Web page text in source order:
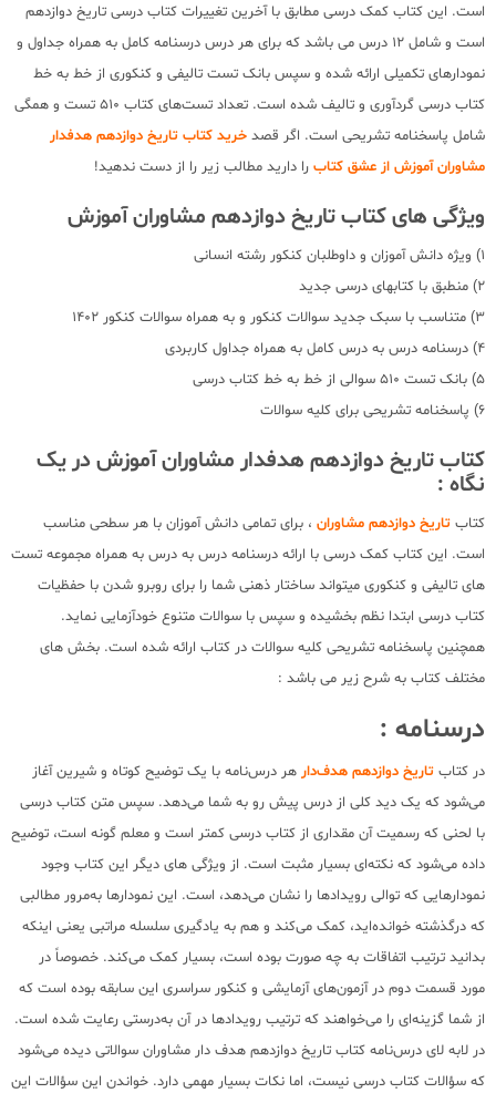
است. این کتاب کمک درسی مطابق با آخرین تغییرات کتاب درسی تاریخ دوازدهم
است و شامل 12 درس می باشد که برای هر درس درسنامه کامل به همراه جداول و
نمودارهای تکمیلی ارائه شده و سپس بانک تست تالیفی و کنکوری از خط به خط
کتاب درسی گردآوری و تالیف شده است. تعداد تست‌های کتاب 510 تست و همگی
شامل پاسخنامه تشریحی است. اگر قصد خرید کتاب تاریخ دوازدهم هدفدار
مشاوران آموزش از عشق کتاب را دارید مطالب زیر را از دست ندهید!
ویژگی های کتاب تاریخ دوازدهم مشاوران آموزش
1) ویژه دانش آموزان و داوطلبان کنکور رشته انسانی
2) منطبق با کتابهای درسی جدید
3) متناسب با سبک جدید سوالات کنکور و به همراه سوالات کنکور 1402
4) درسنامه درس به درس کامل به همراه جداول کاربردی
5) بانک تست 510 سوالی از خط به خط کتاب درسی
6) پاسخنامه تشریحی برای کلیه سوالات
کتاب تاریخ دوازدهم هدفدار مشاوران آموزش در یک
نگاه :
کتاب تاریخ دوازدهم مشاوران ، برای تمامی دانش آموزان با هر سطحی مناسب
است. این کتاب کمک درسی با ارائه درسنامه درس به درس به همراه مجموعه تست
های تالیفی و کنکوری میتواند ساختار ذهنی شما را برای روبرو شدن با حفظیات
کتاب درسی ابتدا نظم بخشیده و سپس با سوالات متنوع خودآزمایی نماید.
همچنین پاسخنامه تشریحی کلیه سوالات در کتاب ارائه شده است. بخش های
مختلف کتاب به شرح زیر می باشد :
درسنامه :
در کتاب تاریخ دوازدهم هدف‌دار هر درس‌نامه با یک توضیح کوتاه و شیرین آغاز
می‌شود که یک دید کلی از درس پیش رو به شما می‌دهد. سپس متن کتاب درسی
با لحنی که رسمیت آن مقداری از کتاب درسی کمتر است و معلم گونه است، توضیح
داده می‌شود که نکته‌ای بسیار مثبت است. از ویژگی های دیگر این کتاب وجود
نمودارهایی که توالی رویدادها را نشان می‌دهد، است. این نمودارها به‌مرور مطالبی
که درگذشته خوانده‌اید، کمک می‌کند و هم به یادگیری سلسله مراتبی یعنی اینکه
بدانید ترتیب اتفاقات به چه صورت بوده است، بسیار کمک می‌کند‌. خصوصاً در
مورد قسمت دوم در آزمون‌های آزمایشی و کنکور سراسری این سابقه بوده است که
از شما گزینه‌ای را می‌خواهند که ترتیب رویدادها در آن به‌درستی رعایت شده است.
در لابه لای درس‌نامه کتاب تاریخ دوازدهم هدف دار مشاوران سوالاتی دیده می‌شود
که سؤالات کتاب درسی نیست، اما نکات بسیار مهمی دارد. خواندن این سؤالات این